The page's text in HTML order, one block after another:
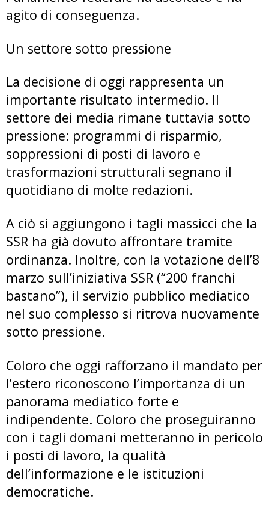
agito di conseguenza.
Un settore sotto pressione
La decisione di oggi rappresenta un
importante risultato intermedio. Il
settore dei media rimane tuttavia sotto
pressione: programmi di risparmio,
soppressioni di posti di lavoro e
trasformazioni strutturali segnano il
quotidiano di molte redazioni.
A ciò si aggiungono i tagli massicci che la
SSR ha già dovuto affrontare tramite
ordinanza. Inoltre, con la votazione dell’8
marzo sull’iniziativa SSR (“200 franchi
bastano”), il servizio pubblico mediatico
nel suo complesso si ritrova nuovamente
sotto pressione.
Coloro che oggi rafforzano il mandato per
l’estero riconoscono l’importanza di un
panorama mediatico forte e
indipendente. Coloro che proseguiranno
con i tagli domani metteranno in pericolo
i posti di lavoro, la qualità
dell’informazione e le istituzioni
democratiche.